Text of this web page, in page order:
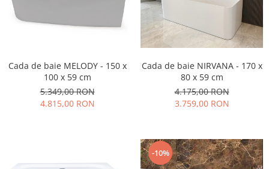
Cada de baie MELODY - 150 x
100 x 59 cm
5.349,00 RON
4.815,00 RON
Cada de baie NIRVANA - 170 x
80 x 59 cm
4.175,00 RON
3.759,00 RON
-10%